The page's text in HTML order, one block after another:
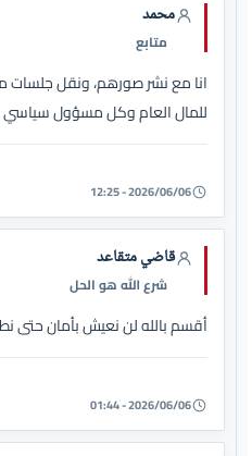
محمد
متابع
انا مع نشر صورهم، ونقل
للمال العام وكل مسؤول سياسي
2026/06/06 - 12:25
قاضي متقاعد
شرع الله هو الحل
أقسم بالله لن نعيش بأمان حتى
2026/06/06 - 01:44